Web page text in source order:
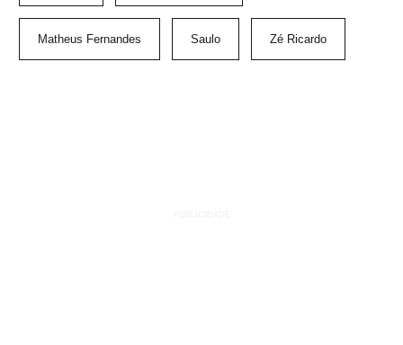
Matheus Fernandes Saulo Zé Ricardo